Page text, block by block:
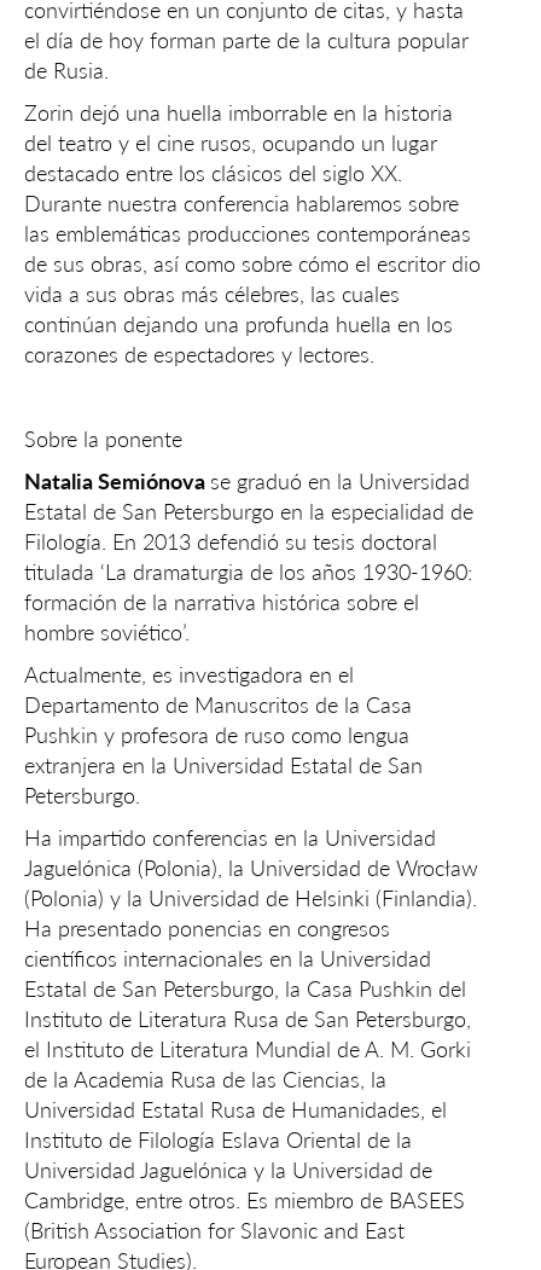
convirtiéndose en un conjunto de citas, y hasta
el día de hoy forman parte de la cultura popular
de Rusia.
Zorin dejó una huella imborrable en la historia
del teatro y el cine rusos, ocupando un lugar
destacado entre los clásicos del siglo XX.
Durante nuestra conferencia hablaremos sobre
las emblemáticas producciones contemporáneas
de sus obras, así como sobre cómo el escritor dio
vida a sus obras más célebres, las cuales
continúan dejando una profunda huella en los
corazones de espectadores y lectores.
Sobre la ponente
Natalia Semiónova se graduó en la Universidad
Estatal de San Petersburgo en la especialidad de
Filología. En 2013 defendió su tesis doctoral
titulada ‘La dramaturgia de los años 1930-1960:
formación de la narrativa histórica sobre el
hombre soviético’.
Actualmente, es investigadora en el
Departamento de Manuscritos de la Casa
Pushkin y profesora de ruso como lengua
extranjera en la Universidad Estatal de San
Petersburgo.
Ha impartido conferencias en la Universidad
Jaguelónica (Polonia), la Universidad de Wrocław
(Polonia) y la Universidad de Helsinki (Finlandia).
Ha presentado ponencias en congresos
científicos internacionales en la Universidad
Estatal de San Petersburgo, la Casa Pushkin del
Instituto de Literatura Rusa de San Petersburgo,
el Instituto de Literatura Mundial de A. M. Gorki
de la Academia Rusa de las Ciencias, la
Universidad Estatal Rusa de Humanidades, el
Instituto de Filología Eslava Oriental de la
Universidad Jaguelónica y la Universidad de
Cambridge, entre otros. Es miembro de BASEES
(British Association for Slavonic and East
European Studies).